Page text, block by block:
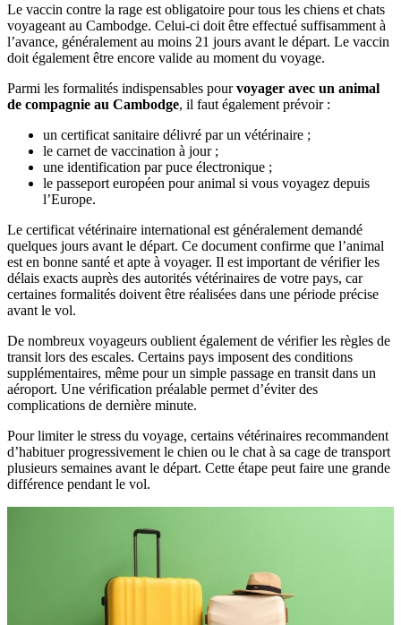
Le vaccin contre la rage est obligatoire pour tous les chiens et chats
voyageant au Cambodge. Celui-ci doit être effectué suffisamment à
l’avance, généralement au moins 21 jours avant le départ. Le vaccin
doit également être encore valide au moment du voyage.
Parmi les formalités indispensables pourvoyager avec un animal
de compagnie au Cambodge, il faut également prévoir :
un certificat sanitaire délivré par un vétérinaire ;
le carnet de vaccination à jour ;
une identification par puce électronique ;
le passeport européen pour animal si vous voyagez depuis
l’Europe.
Le certificat vétérinaire international est généralement demandé
quelques jours avant le départ. Ce document confirme que l’animal
est en bonne santé et apte à voyager. Il est important de vérifier les
délais exacts auprès des autorités vétérinaires de votre pays, car
certaines formalités doivent être réalisées dans une période précise
avant le vol.
De nombreux voyageurs oublient également de vérifier les règles de
transit lors des escales. Certains pays imposent des conditions
supplémentaires, même pour un simple passage en transit dans un
aéroport. Une vérification préalable permet d’éviter des
complications de dernière minute.
Pour limiter le stress du voyage, certains vétérinaires recommandent
d’habituer progressivement le chien ou le chat à sa cage de transport
plusieurs semaines avant le départ. Cette étape peut faire une grande
différence pendant le vol.